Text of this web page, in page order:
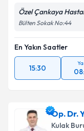
Özel Çankaya
Bülten Sokak No:44
En Yakın Saatler
15:30
Op. Dr.
Kulak